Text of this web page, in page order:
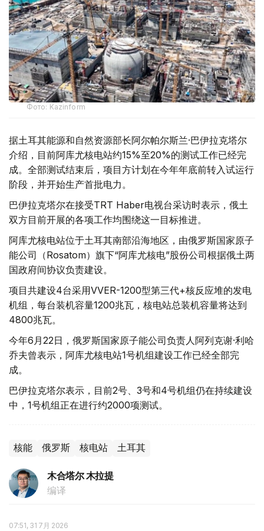
Фото: Kazinform
据土耳其能源和自然资源部长阿尔帕尔斯兰·巴伊拉克塔尔
介绍，目前阿库尤核电站约15%至20%的测试工作已经完
成。全部测试结束后，项目方计划在今年年底前转入试运行
阶段，并开始生产首批电力。
巴伊拉克塔尔在接受TRT Haber电视台采访时表示，俄土
双方目前开展的各项工作均围绕这一目标推进。
阿库尤核电站位于土耳其南部沿海地区，由俄罗斯国家原子
能公司（Rosatom）旗下“阿库尤核电”股份公司根据俄土两
国政府间协议负责建设。
项目共建设4台采用VVER-1200型第三代+核反应堆的发电
机组，每台装机容量1200兆瓦，核电站总装机容量将达到
4800兆瓦。
今年6月22日，俄罗斯国家原子能公司负责人阿列克谢·利哈
乔夫曾表示，阿库尤核电站1号机组建设工作已经全部完
成。
巴伊拉克塔尔表示，目前2号、3号和4号机组仍在持续建设
中，1号机组正在进行约2000项测试。
核能 俄罗斯 核电站 土耳其
木合塔尔 木拉提
编译
07:51, 31 7月 2026